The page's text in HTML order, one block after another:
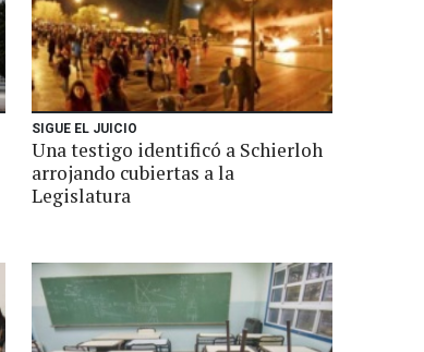
SIGUE EL JUICIO
Una testigo identificó a Schierloh
arrojando cubiertas a la
Legislatura